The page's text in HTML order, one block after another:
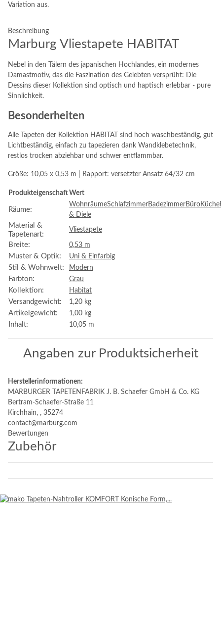
Variation aus.
Beschreibung
Marburg Vliestapete HABITAT
Nebel in den Tälern des japanischen Hochlandes, ein modernes
Damastmotiv, das die Faszination des Gelebten versprüht: Die
Dessins dieser Kollektion sind optisch und haptisch erlebbar - pure
Sinnlichkeit.
Besonderheiten
Alle Tapeten der Kollektion HABITAT sind hoch waschbeständig, gut
Lichtbeständig, einfach zu tapezieren dank Wandklebetechnik,
restlos trocken abziehbar und schwer entflammbar.
Größe: 10,05 x 0,53 m | Rapport: versetzter Ansatz 64/32 cm
ProdukteigenschaftWert
Räume:
WohnräumeSchlafzimmerBadezimmerBüroKüche
& Diele
Material &
Tapetenart:
Vliestapete
Breite: 0,53 m
Muster & Optik: Uni & Einfarbig
Stil & Wohnwelt: Modern
Farbton: Grau
Kollektion: Habitat
Versandgewicht: 1,20 kg
Artikelgewicht: 1,00 kg
Inhalt: 10,05 m
Angaben zur Produktsicherheit
Herstellerinformationen:
MARBURGER TAPETENFABRIK J. B. Schaefer GmbH & Co. KG
Bertram-Schaefer-Straße 11
Kirchhain, , 35274
contact@marburg.com
Bewertungen
Zubehör